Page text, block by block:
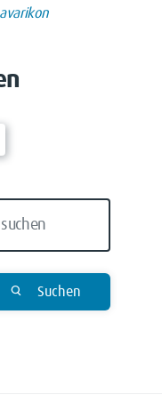
Suchen